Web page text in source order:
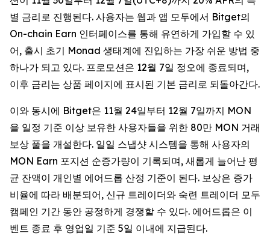
별 금리로 진행된다. 사용자는 웹과 앱 모두에서 Bitget의
On-chain Earn 인터페이스를 통해 유연하게 가입할 수 있
어, 출시 초기 Monad 생태계에 진입하는 가장 쉬운 방법 중
하나가 되고 있다. 프로모션은 12월 7일 정오에 종료되며,
이후 금리는 상품 페이지에 표시된 기본 금리로 되돌아간다.
이와 동시에 Bitget은 11월 24일부터 12월 7일까지 MON
을 일정 기준 이상 보유한 사용자들을 위한 80만 MON 거래
보상 풀을 개설한다. 일일 스냅샷 시스템을 통해 사용자의
MON Earn 포지션 순증가량이 기록되며, 새롭게 늘어난 평
균 잔액이 개인별 에어드롭 산정 기준이 된다. 보상은 증가
비율에 따라 배분되어, 신규 트레이더와 숙련 트레이더 모두
캠페인 기간 동안 공정하게 경쟁할 수 있다. 에어드롭은 이
벤트 종료 후 영업일 기준 5일 이내에 지급된다.